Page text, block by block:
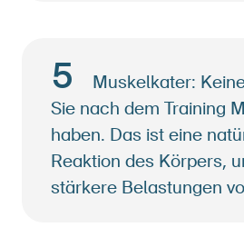
5
Muskelkater:
Sie nach dem Training
haben. Das ist eine
Reaktion des Körpers,
stärkere Belastungen